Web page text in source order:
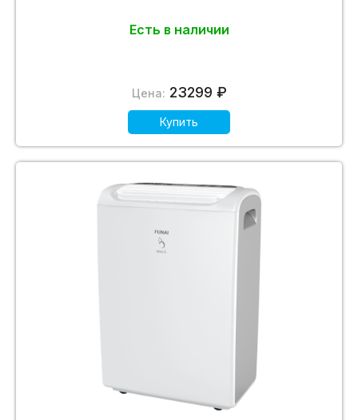
Есть в наличии
Цена: 23299 ₽
Купить